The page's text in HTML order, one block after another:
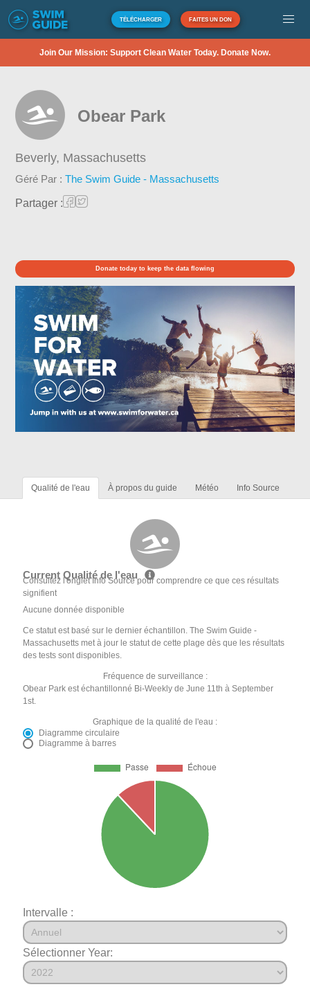
TÉLÉCHARGER FAITES UN DON
Join Our Mission: Support Clean Water Today. Donate Now.
Obear Park
Beverly, Massachusetts
Géré Par :The Swim Guide - Massachusetts
Partager :
Donate today to keep the data flowing
Qualité de l'eau À propos du guide Météo Info Source
Current Qualité de l'eau
Consultez l'onglet Info Source pour comprendre ce que ces résultats
signifient
Aucune donnée disponible
Ce statut est basé sur le dernier échantillon. The Swim Guide -
Massachusetts met à jour le statut de cette plage dès que les résultats
des tests sont disponibles.
Fréquence de surveillance :
Obear Park est échantillonné Bi-Weekly de June 11th à September
1st.
Graphique de la qualité de l'eau :
Diagramme circulaire
Diagramme à barres
Intervalle :
Sélectionner Year: